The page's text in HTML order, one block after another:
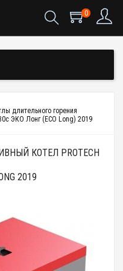
0
длительного горения
ЭКО Лонг (ECO Long) 2019
КОТЕЛ PROTECH
2019